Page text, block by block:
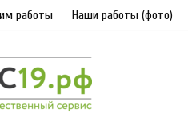
работы Наши работы (фото)